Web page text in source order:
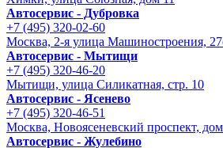
Автосервис - Дубровка
+7 (495) 320-02-60
Москва, 2-я улица Машиностроения,
Автосервис - Мытищи
+7 (495) 320-46-20
Мытищи, улица Силикатная, стр. 10
Автосервис - Ясенево
+7 (495) 320-46-51
Москва, Новоясеневский проспект,
Автосервис - Жулебино